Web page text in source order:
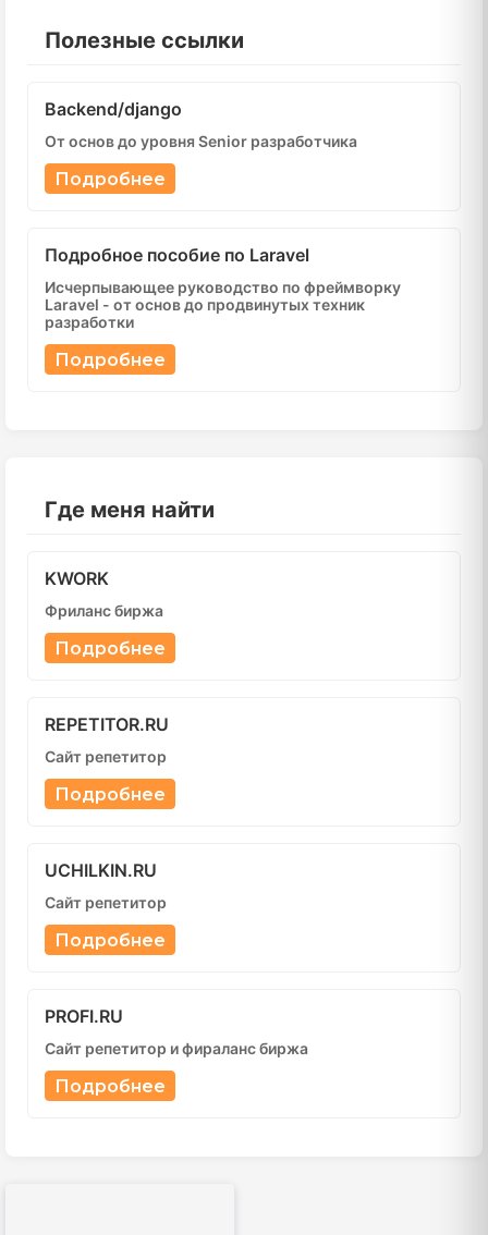
Полезные ссылки
Backend/django
От основ до уровня Senior разработчика
Подробнее
Подробное пособие по Laravel
Исчерпывающее руководство по фреймворку
Laravel - от основ до продвинутых техник
разработки
Подробнее
Где меня найти
KWORK
Фриланс биржа
Подробнее
REPETITOR.RU
Сайт репетитор
Подробнее
UCHILKIN.RU
Сайт репетитор
Подробнее
PROFI.RU
Сайт репетитор и фираланс биржа
Подробнее